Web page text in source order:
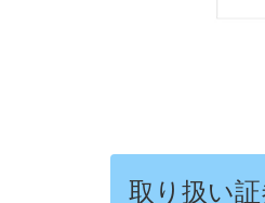
取り扱い